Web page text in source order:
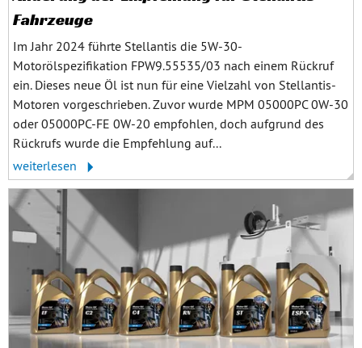
Fahrzeuge
Im Jahr 2024 führte Stellantis die 5W-30-
Motorölspezifikation FPW9.55535/03 nach einem Rückruf
ein. Dieses neue Öl ist nun für eine Vielzahl von Stellantis-
Motoren vorgeschrieben. Zuvor wurde MPM 05000PC 0W-30
oder 05000PC-FE 0W-20 empfohlen, doch aufgrund des
Rückrufs wurde die Empfehlung auf...
weiterlesen